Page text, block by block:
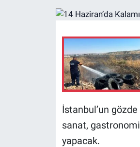
İstanbul’un
sanat,
yapacak.